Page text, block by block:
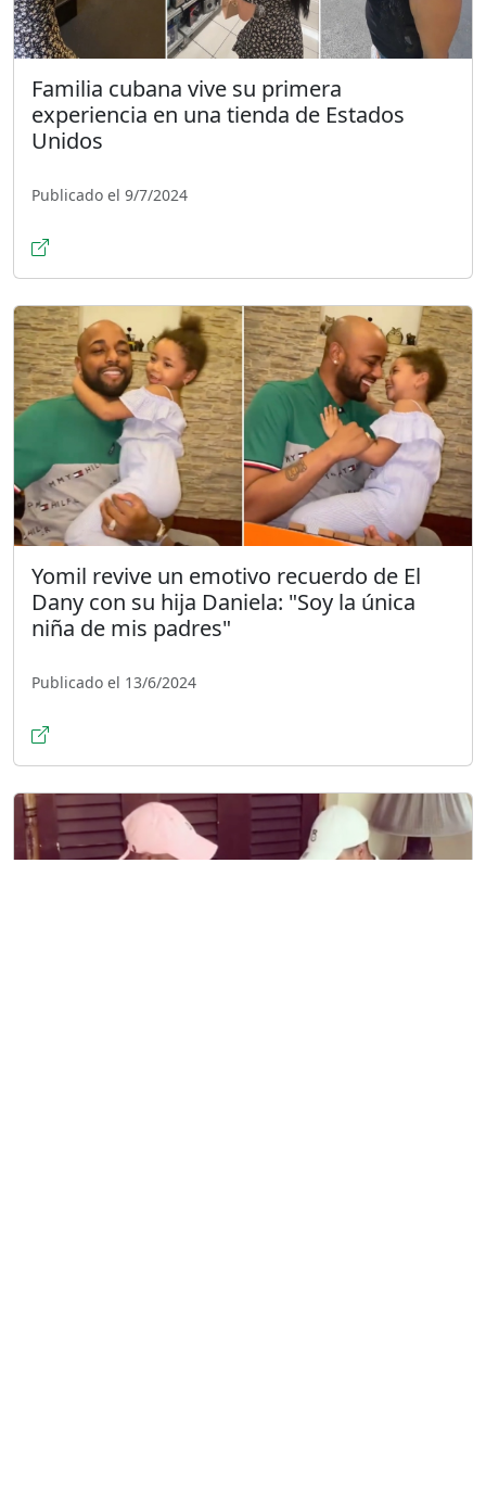
Familia cubana vive su primera
experiencia en una tienda de Estados
Unidos
Publicado el 9/7/2024
Yomil revive un emotivo recuerdo de El
Dany con su hija Daniela: "Soy la única
niña de mis padres"
Publicado el 13/6/2024